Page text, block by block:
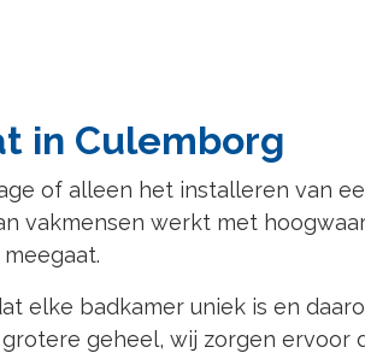
in Culemborg
of alleen het installeren van
vakmensen werkt met
elke badkamer uniek is en
geheel, wij zorgen ervoor